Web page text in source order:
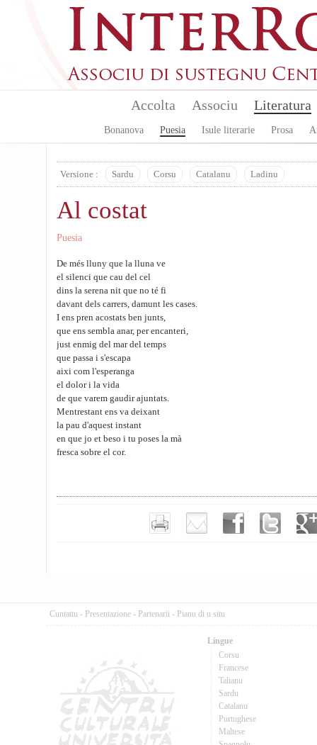
Accolta Associu Literatura
Bonanova Puesia Isule literarie Prosa
Versione : Sardu Corsu Catalanu Ladinu
Al costat
Puesia
De més lluny que la lluna ve
el silenci que cau del cel
dins la serena nit que no té fi
davant dels carrers, damunt les cases.
I ens pren acostats ben junts,
que ens sembla anar, per encanteri,
just enmig del mar del temps
que passa i s'escapa
aixi com l'esperanga
el dolor i la vida
de que varem gaudir ajuntats.
Mentrestant ens va deixant
la pau d'aquest instant
en que jo et beso i tu poses la mà
fresca sobre el cor.
Cuntattu - Presentazione - Partenarii - Pianu di u situ
Lingue
Corsu
Francese
Talianu
Sardu
Catalanu
Purtughese
Maltese